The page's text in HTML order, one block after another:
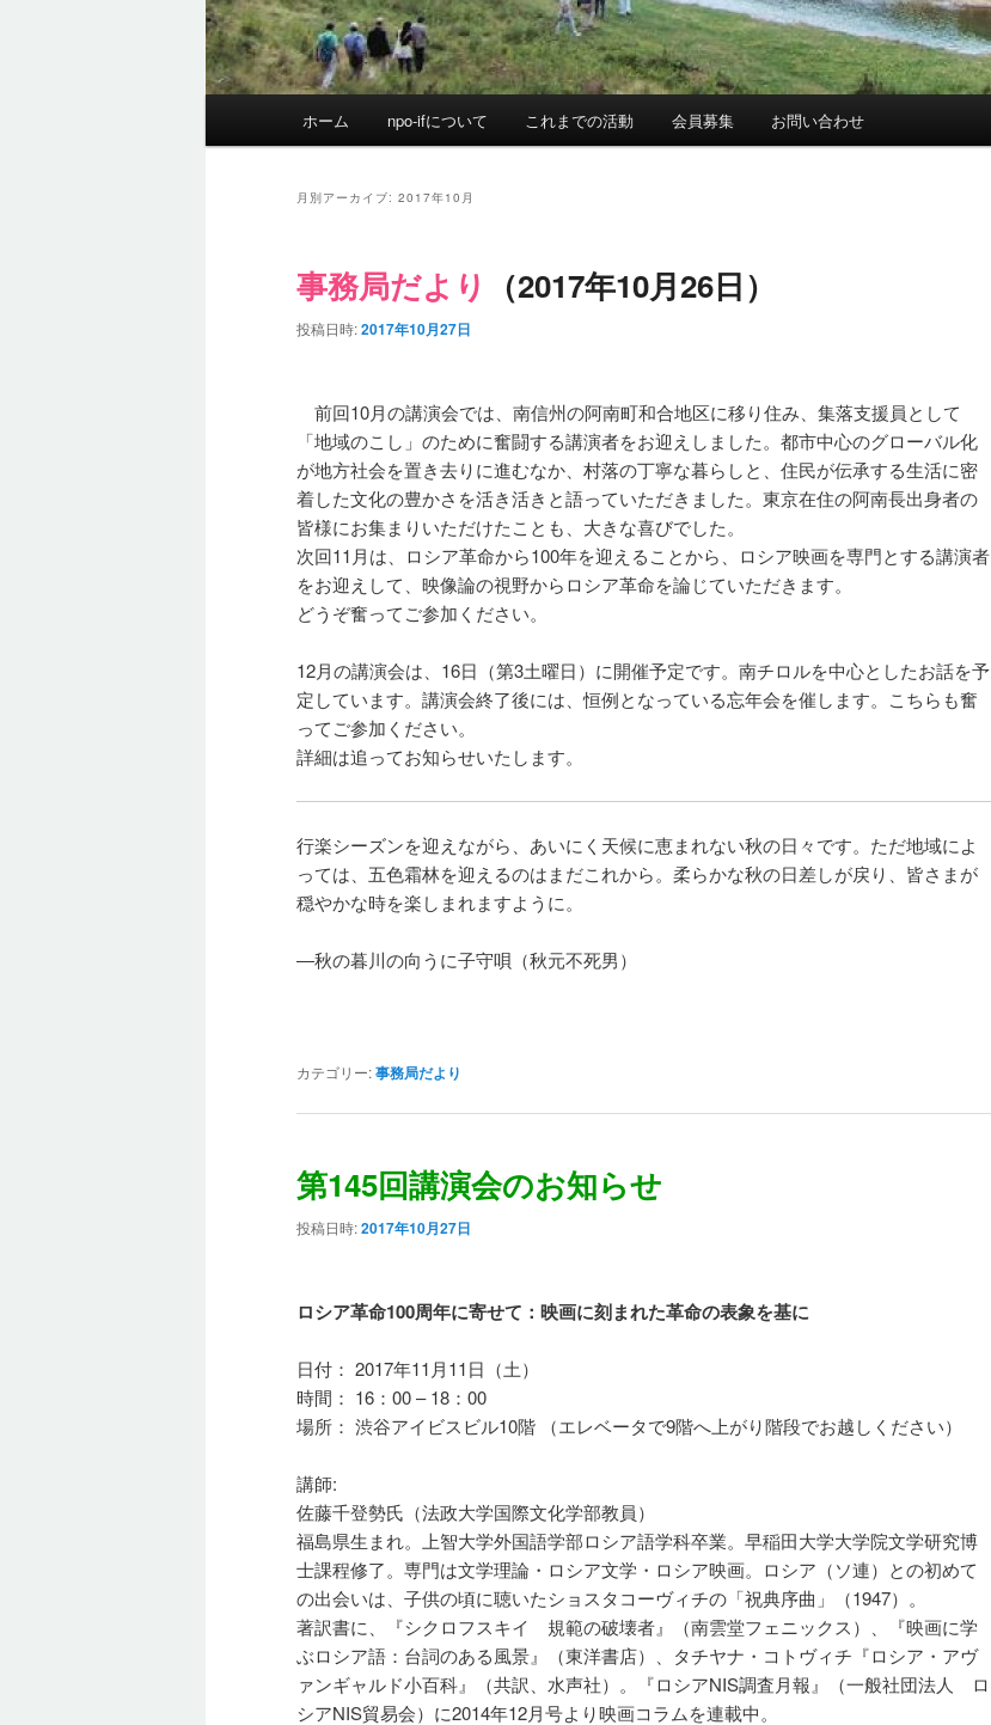
ホーム npo-ifについて これまでの活動 会員募集 お問い合わせ
月別アーカイブ: 2017年10月
事務局だより （2017年10月26日）
投稿日時:2017年10月27日
前回10月の講演会では、南信州の阿南町和合地区に移り住み、集落支援員として
「地域のこし」のために奮闘する講演者をお迎えしました。都市中心のグローバル化
が地方社会を置き去りに進むなか、村落の丁寧な暮らしと、住民が伝承する生活に密
着した文化の豊かさを活き活きと語っていただきました。東京在住の阿南長出身者の
皆様にお集まりいただけたことも、大きな喜びでした。
次回11月は、ロシア革命から100年を迎えることから、ロシア映画を専門とする講演者
をお迎えして、映像論の視野からロシア革命を論じていただきます。
どうぞ奮ってご参加ください。
12月の講演会は、16日（第3土曜日）に開催予定です。南チロルを中心としたお話を予
定しています。講演会終了後には、恒例となっている忘年会を催します。こちらも奮
ってご参加ください。
詳細は追ってお知らせいたします。
行楽シーズンを迎えながら、あいにく天候に恵まれない秋の日々です。ただ地域によ
っては、五色霜林を迎えるのはまだこれから。柔らかな秋の日差しが戻り、皆さまが
穏やかな時を楽しまれますように。
―秋の暮川の向うに子守唄（秋元不死男）
カテゴリー:事務局だより
第145回講演会のお知らせ
投稿日時:2017年10月27日
ロシア革命100周年に寄せて： 映画に刻まれた革命の表象を基に
日付： 2017年11月11日（土）
時間： 16：00 – 18：00
場所： 渋谷アイビスビル10階 （エレベータで9階へ上がり階段でお越しください）
講師:
佐藤千登勢氏（法政大学国際文化学部教員）
福島県生まれ。上智大学外国語学部ロシア語学科卒業。早稲田大学大学院文学研究博
士課程修了。専門は文学理論・ロシア文学・ロシア映画。ロシア（ソ連）との初めて
の出会いは、子供の頃に聴いたショスタコーヴィチの「祝典序曲」（1947）。
著訳書に、『シクロフスキイ 規範の破壊者』（南雲堂フェニックス）、『映画に学
ぶロシア語：台詞のある風景』（東洋書店）、タチヤナ・コトヴィチ『ロシア・アヴ
ァンギャルド小百科』（共訳、水声社）。『ロシアNIS調査月報』（一般社団法人 ロ
シアNIS貿易会）に2014年12月号より映画コラムを連載中。